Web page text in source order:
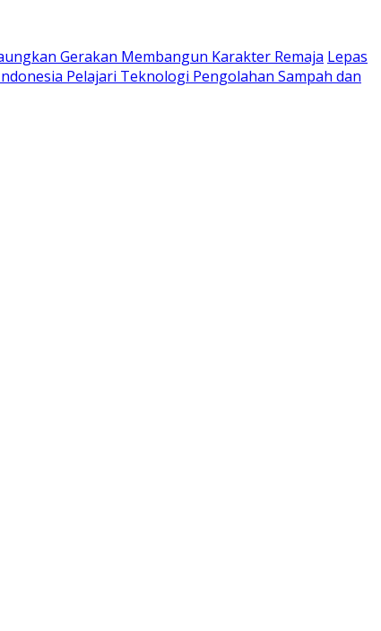
Gerakan Membangun Karakter Remaja Lepas
Pelajari Teknologi Pengolahan Sampah dan